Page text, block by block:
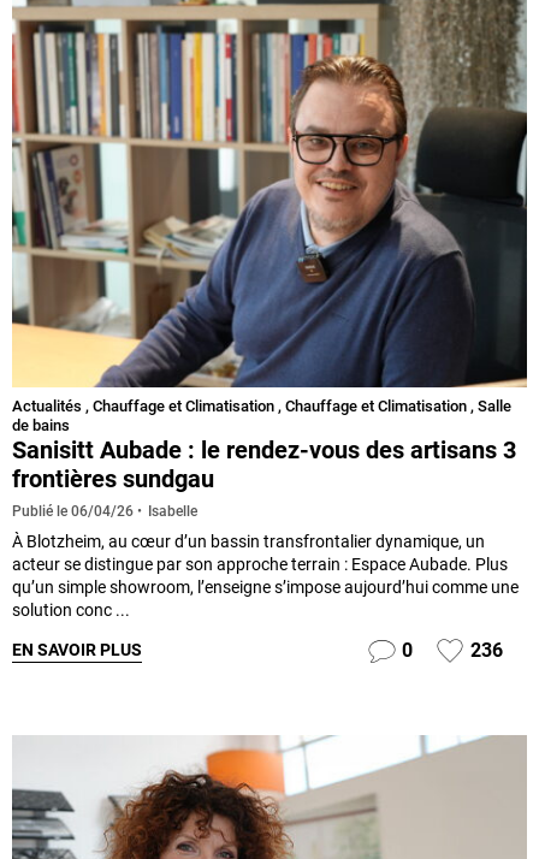
Actualités , Chauffage et Climatisation , Chauffage et Climatisation , Salle
de bains
Sanisitt Aubade : le rendez-vous des artisans 3
frontières sundgau
Publié le 06/04/26 Isabelle
À Blotzheim, au cœur d’un bassin transfrontalier dynamique, un
acteur se distingue par son approche terrain : Espace Aubade. Plus
qu’un simple showroom, l’enseigne s’impose aujourd’hui comme une
solution conc ...
EN SAVOIR PLUS 0 236